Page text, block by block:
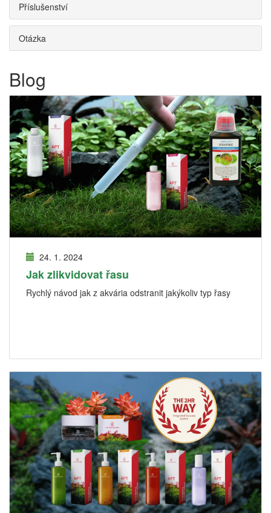
Příslušenství
Otázka
Blog
24. 1. 2024
Jak zlikvidovat řasu
Rychlý návod jak z akvária odstranit jakýkoliv typ řasy